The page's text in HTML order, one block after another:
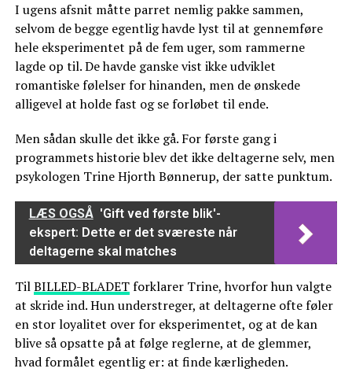
I ugens afsnit måtte parret nemlig pakke sammen,
selvom de begge egentlig havde lyst til at gennemføre
hele eksperimentet på de fem uger, som rammerne
lagde op til. De havde ganske vist ikke udviklet
romantiske følelser for hinanden, men de ønskede
alligevel at holde fast og se forløbet til ende.
Men sådan skulle det ikke gå. For første gang i
programmets historie blev det ikke deltagerne selv, men
psykologen Trine Hjorth Bønnerup, der satte punktum.
LÆS OGSÅ 'Gift ved første blik'-
ekspert: Dette er det sværeste når
deltagerne skal matches
TilBILLED-BLADETforklarer Trine, hvorfor hun valgte
at skride ind. Hun understreger, at deltagerne ofte føler
en stor loyalitet over for eksperimentet, og at de kan
blive så opsatte på at følge reglerne, at de glemmer,
hvad formålet egentlig er: at finde kærligheden.